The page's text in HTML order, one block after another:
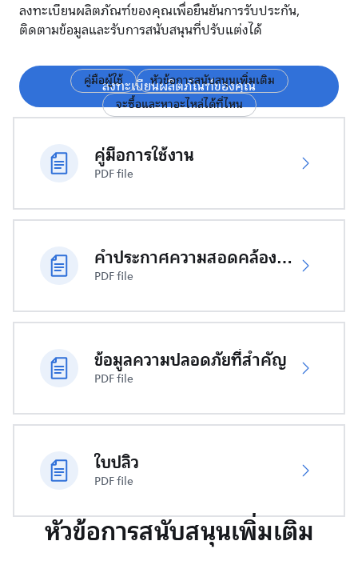
ลงทะเบียนผลิตภัณฑ์ของคุณเพื่อยืนยันการรับประกัน,
ติดตามข้อมูลและรับการสนับสนุนที่ปรับแต่งได้
ลงทะเบียนผลิตภัณฑ์ของคุณ
คู่มือผู้ใช้
หัวข้อการสนับสนุนเพิ่มเติม
จะซื้อและหาอะไหล่ได้ที่ไหน
คู่มือการใช้งาน
PDF file
คำประกาศความสอดคล้องของสหภาพยุโรป
PDF file
ข้อมูลความปลอดภัยที่สำคัญ
PDF file
ใบปลิว
PDF file
หัวข้อการสนับสนุนเพิ่มเติม